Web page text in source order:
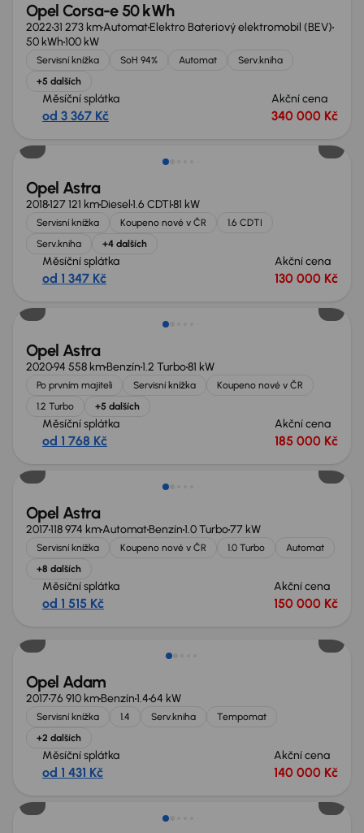
Opel Corsa-e 50 kWh
202231 273 kmAutomatElektro Bateriový elektromobil (BEV)
50 kWh100 kW
Servisní knížka SoH 94% Automat
Serv.kniha
+5 dalších
Měsíční splátka
od 3 367 Kč
Akční cena
340 000 Kč
Zlevněno o 30 000 Kč
Opel Astra
2018127 121 kmDiesel1.6 CDTI81 kW
Servisní knížka Koupeno nové v ČR
1.6 CDTI
Serv.kniha
+4 dalších
Měsíční splátka
od 1 347 Kč
Akční cena
130 000 Kč
Možnost odpočtu DPH
Opel Astra
202094 558 kmBenzín1.2 Turbo81 kW
Po prvním majiteli Servisní knížka
Koupeno nové v ČR
1.2 Turbo
+5 dalších
Měsíční splátka
od 1 768 Kč
Akční cena
185 000 Kč
Zlevněno o 10 000 Kč
Opel Astra
2017118 974 kmAutomatBenzín1.0 Turbo77 kW
Servisní knížka Koupeno nové v ČR 1.0 Turbo
Automat
+8 dalších
Měsíční splátka
od 1 515 Kč
Akční cena
150 000 Kč
Opel Adam
201776 910 kmBenzín1.464 kW
Servisní knížka 1.4 Serv.kniha
Tempomat
+2 dalších
Měsíční splátka
od 1 431 Kč
Akční cena
140 000 Kč